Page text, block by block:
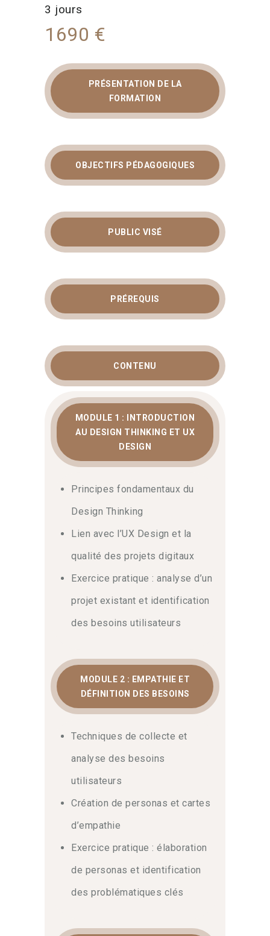
3 jours
1690 €
PRÉSENTATION DE LA
FORMATION
OBJECTIFS PÉDAGOGIQUES
PUBLIC VISÉ
PRÉREQUIS
CONTENU
MODULE 1 : INTRODUCTION
AU DESIGN THINKING ET UX
DESIGN
Principes fondamentaux du
Design Thinking
Lien avec l’UX Design et la
qualité des projets digitaux
Exercice pratique : analyse d’un
projet existant et identification
des besoins utilisateurs
MODULE 2 : EMPATHIE ET
DÉFINITION DES BESOINS
Techniques de collecte et
analyse des besoins
utilisateurs
Création de personas et cartes
d’empathie
Exercice pratique : élaboration
de personas et identification
des problématiques clés